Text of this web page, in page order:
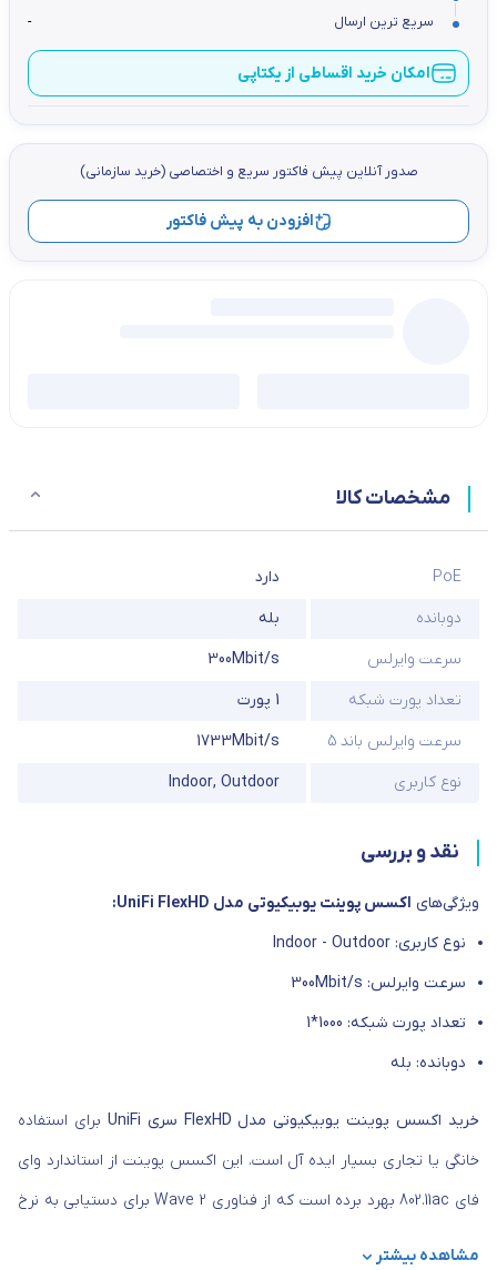
سریع ترین ارسال
-
امکان خرید اقساطی از یکتاپی
صدور آنلاین پيش فاكتور سریع و اختصاصي (خرید سازمانی)
افزودن به پیش فاکتور
مشخصات کالا
PoE
دارد
دوبانده
بله
سرعت وایرلس
300Mbit/s
تعداد پورت شبکه
1 پورت
سرعت وایرلس باند 5
1733Mbit/s
نوع کاربری
Outdoor
,
Indoor
نقد و بررسی
ویژگی‌های اکسس پوینت یوبیکیوتی مدل UniFi FlexHD:
نوع کاربری: Indoor - Outdoor
سرعت وایرلس: 300Mbit/s
تعداد پورت شبکه: 1000*1
دوبانده: بله
خرید اکسس پوینت یوبیکیوتی مدل FlexHD سری UniFi
برای استفاده
خانگی یا تجاری بسیار ایده آل است. این اکسس پوینت از استاندارد وای
فای 802.11ac بهرد برده است که از فناوری Wave 2 برای دستیابی به نرخ
مشاهده بیشتر